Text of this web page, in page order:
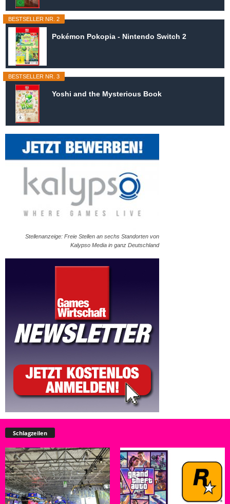
BESTSELLER NR. 2
Pokémon Pokopia - Nintendo Switch 2
BESTSELLER NR. 3
Yoshi and the Mysterious Book
Stellenanzeige: Freie Stellen an sechs Standorten von
Kalypso Media in ganz Deutschland
Schlagzeilen